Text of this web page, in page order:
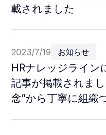
載されました
2023/7/19 お知らせ
HRナレッジライン
記事が掲載されま
念”から丁寧に組織